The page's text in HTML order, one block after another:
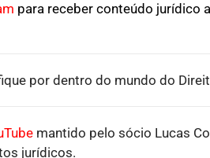
para receber conteúdo jurídico
por dentro do mundo do
mantido pelo sócio Lucas
jurídicos.